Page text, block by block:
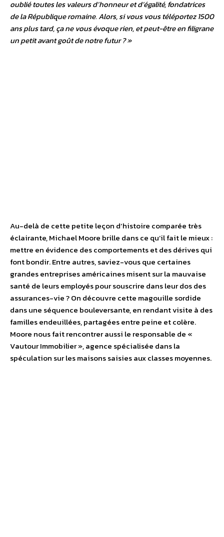
oublié toutes les valeurs d’honneur et d’égalité, fondatrices
de la République romaine. Alors, si vous vous téléportez 1500
ans plus tard, ça ne vous évoque rien, et peut-être en filigrane
un petit avant goût de notre futur ? »
Au-delà de cette petite leçon d’histoire comparée très
éclairante, Michael Moore brille dans ce qu’il fait le mieux :
mettre en évidence des comportements et des dérives qui
font bondir. Entre autres, saviez-vous que certaines
grandes entreprises américaines misent sur la mauvaise
santé de leurs employés pour souscrire dans leur dos des
assurances-vie ? On découvre cette magouille sordide
dans une séquence bouleversante, en rendant visite à des
familles endeuillées, partagées entre peine et colère.
Moore nous fait rencontrer aussi le responsable de «
Vautour Immobilier », agence spécialisée dans la
spéculation sur les maisons saisies aux classes moyennes.